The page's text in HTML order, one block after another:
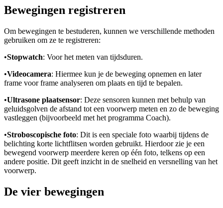
Bewegingen registreren
Om bewegingen te bestuderen, kunnen we verschillende methoden
gebruiken om ze te registreren:
•Stopwatch: Voor het meten van tijdsduren.
•Videocamera: Hiermee kun je de beweging opnemen en later
frame voor frame analyseren om plaats en tijd te bepalen.
•Ultrasone plaatsensor: Deze sensoren kunnen met behulp van
geluidsgolven de afstand tot een voorwerp meten en zo de beweging
vastleggen (bijvoorbeeld met het programma Coach).
•Stroboscopische foto: Dit is een speciale foto waarbij tijdens de
belichting korte lichtflitsen worden gebruikt. Hierdoor zie je een
bewegend voorwerp meerdere keren op één foto, telkens op een
andere positie. Dit geeft inzicht in de snelheid en versnelling van het
voorwerp.
De vier bewegingen